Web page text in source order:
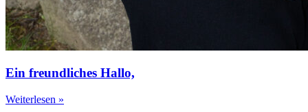
Ein freundliches Hallo,
Weiterlesen »